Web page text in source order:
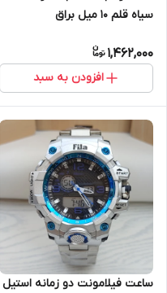
سیاه قلم ۱۰ میل براق
1,462,000
افزودن به سبد
ساعت فیلامونت دو زمانه استیل